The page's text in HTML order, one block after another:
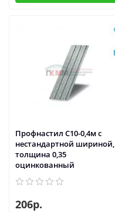
Профнастил С10-0,4м с
нестандартной шириной,
толщина 0,35
оцинкованный
206р.